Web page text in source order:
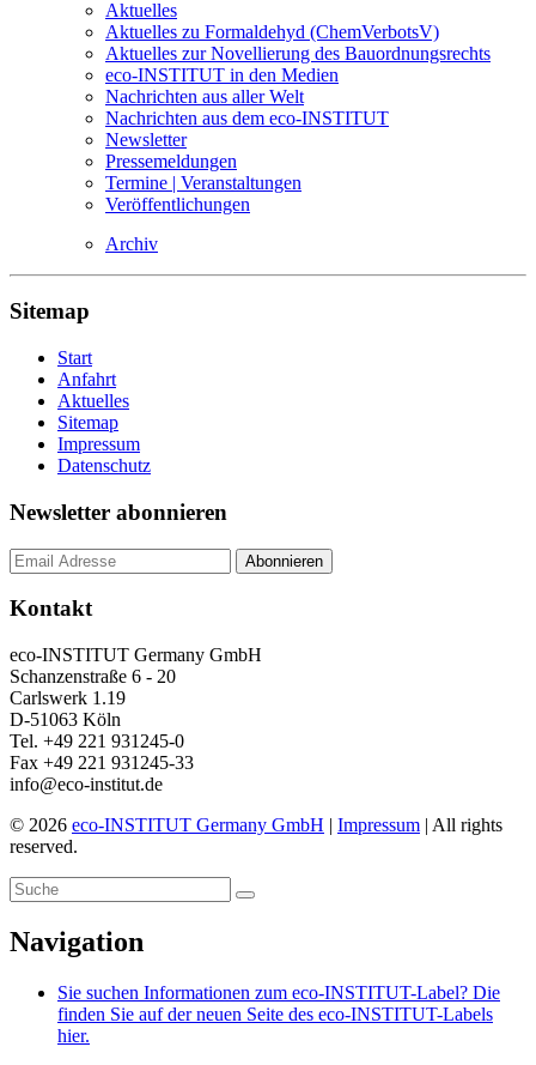
Aktuelles
Aktuelles zu Formaldehyd (ChemVerbotsV)
Aktuelles zur Novellierung des Bauordnungsrechts
eco-INSTITUT in den Medien
Nachrichten aus aller Welt
Nachrichten aus dem eco-INSTITUT
Newsletter
Pressemeldungen
Termine | Veranstaltungen
Veröffentlichungen
Archiv
Sitemap
Start
Anfahrt
Aktuelles
Sitemap
Impressum
Datenschutz
Newsletter abonnieren
Kontakt
eco-INSTITUT Germany GmbH
Schanzenstraße 6 - 20
Carlswerk 1.19
D-51063 Köln
Tel. +49 221 931245-0
Fax +49 221 931245-33
info@eco-institut.de
© 2026 eco-INSTITUT Germany GmbH | Impressum | All rights
reserved.
Navigation
Sie suchen Informationen zum eco-INSTITUT-Label? Die
finden Sie auf der neuen Seite des eco-INSTITUT-Labels
hier.